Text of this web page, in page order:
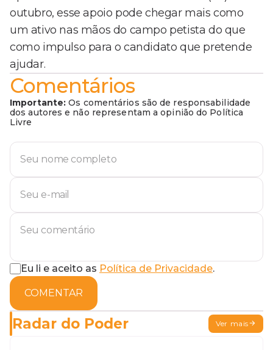
outubro, esse apoio pode chegar mais como
um ativo nas mãos do campo petista do que
como impulso para o candidato que pretende
ajudar.
Comentários
Importante: Os comentários são de responsabilidade
dos autores e não representam a opinião do Política
Livre
Eu li e aceito as Política de Privacidade.
COMENTAR
Radar do Poder Ver mais